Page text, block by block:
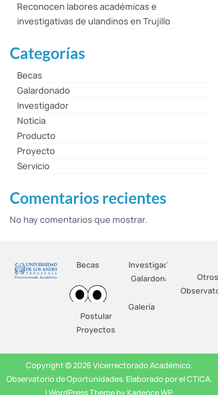
Reconocen labores académicas e
investigativas de ulandinos en Trujillo
Categorías
Becas
Galardonado
Investigador
Noticia
Producto
Proyecto
Servicio
Comentarios recientes
No hay comentarios que mostrar.
Becas
Postular
Proyectos
Investigadores
Galardonados
Galería
Otros
Copyright © 2026 Vicerrectorado Académico.
Observatorio de Oportunidades. Elaborado por el CTICA.
| WordPress Theme by Kadence WP